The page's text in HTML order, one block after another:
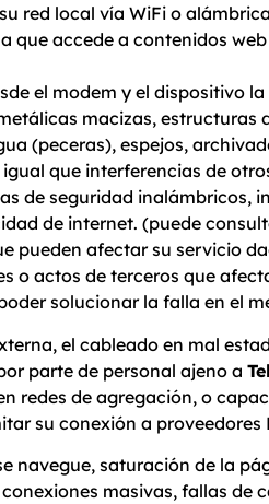
red local vía WiFi o
que accede a contenidos
el modem y el dispositivo
macizas,
(peceras), espejos,
que interferencias de
de seguridad inalámbricos,
de internet. (puede
pueden afectar su servicio
o actos de terceros que
solucionar la falla en el
el cableado en mal
parte de personal ajeno a
redes de agregación, o
su conexión a proveedores
navegue, saturación de la
masivas, fallas de